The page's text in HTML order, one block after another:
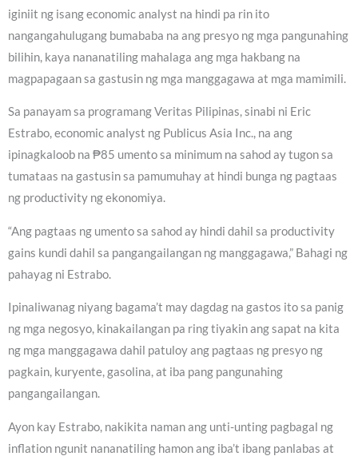
iginiit ng isang economic analyst na hindi pa rin ito
nangangahulugang bumababa na ang presyo ng mga pangunahing
bilihin, kaya nananatiling mahalaga ang mga hakbang na
magpapagaan sa gastusin ng mga manggagawa at mga mamimili.
Sa panayam sa programang Veritas Pilipinas, sinabi ni Eric
Estrabo, economic analyst ng Publicus Asia Inc., na ang
ipinagkaloob na ₱85 umento sa minimum na sahod ay tugon sa
tumataas na gastusin sa pamumuhay at hindi bunga ng pagtaas
ng productivity ng ekonomiya.
“Ang pagtaas ng umento sa sahod ay hindi dahil sa productivity
gains kundi dahil sa pangangailangan ng manggagawa,” Bahagi ng
pahayag ni Estrabo.
Ipinaliwanag niyang bagama’t may dagdag na gastos ito sa panig
ng mga negosyo, kinakailangan pa ring tiyakin ang sapat na kita
ng mga manggagawa dahil patuloy ang pagtaas ng presyo ng
pagkain, kuryente, gasolina, at iba pang pangunahing
pangangailangan.
Ayon kay Estrabo, nakikita naman ang unti-unting pagbagal ng
inflation ngunit nananatiling hamon ang iba’t ibang panlabas at